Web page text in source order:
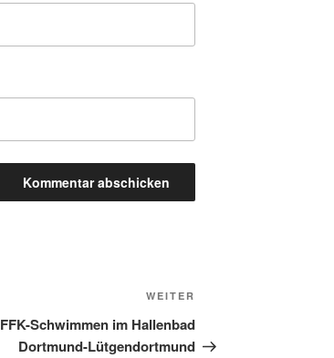
Beitrag
WEITER
FFK-Schwimmen im Hallenbad
Dortmund-Lütgendortmund